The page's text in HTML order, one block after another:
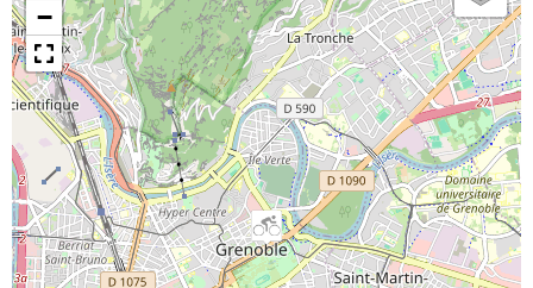
Horodatage Photos
−